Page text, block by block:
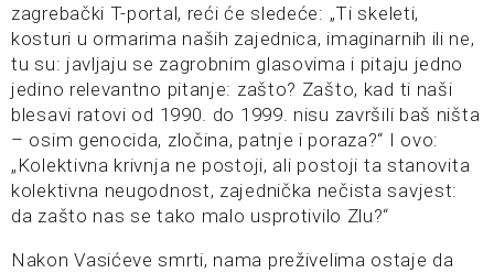
zagrebački T-portal, reći će sledeće: „Ti skeleti,
kosturi u ormarima naših zajednica, imaginarnih ili ne,
tu su: javljaju se zagrobnim glasovima i pitaju jedno
jedino relevantno pitanje: zašto? Zašto, kad ti naši
blesavi ratovi od 1990. do 1999. nisu završili baš ništa
– osim genocida, zločina, patnje i poraza?“ I ovo:
„Kolektivna krivnja ne postoji, ali postoji ta stanovita
kolektivna neugodnost, zajednička nečista savjest:
da zašto nas se tako malo usprotivilo Zlu?“
Nakon Vasićeve smrti, nama preživelima ostaje da